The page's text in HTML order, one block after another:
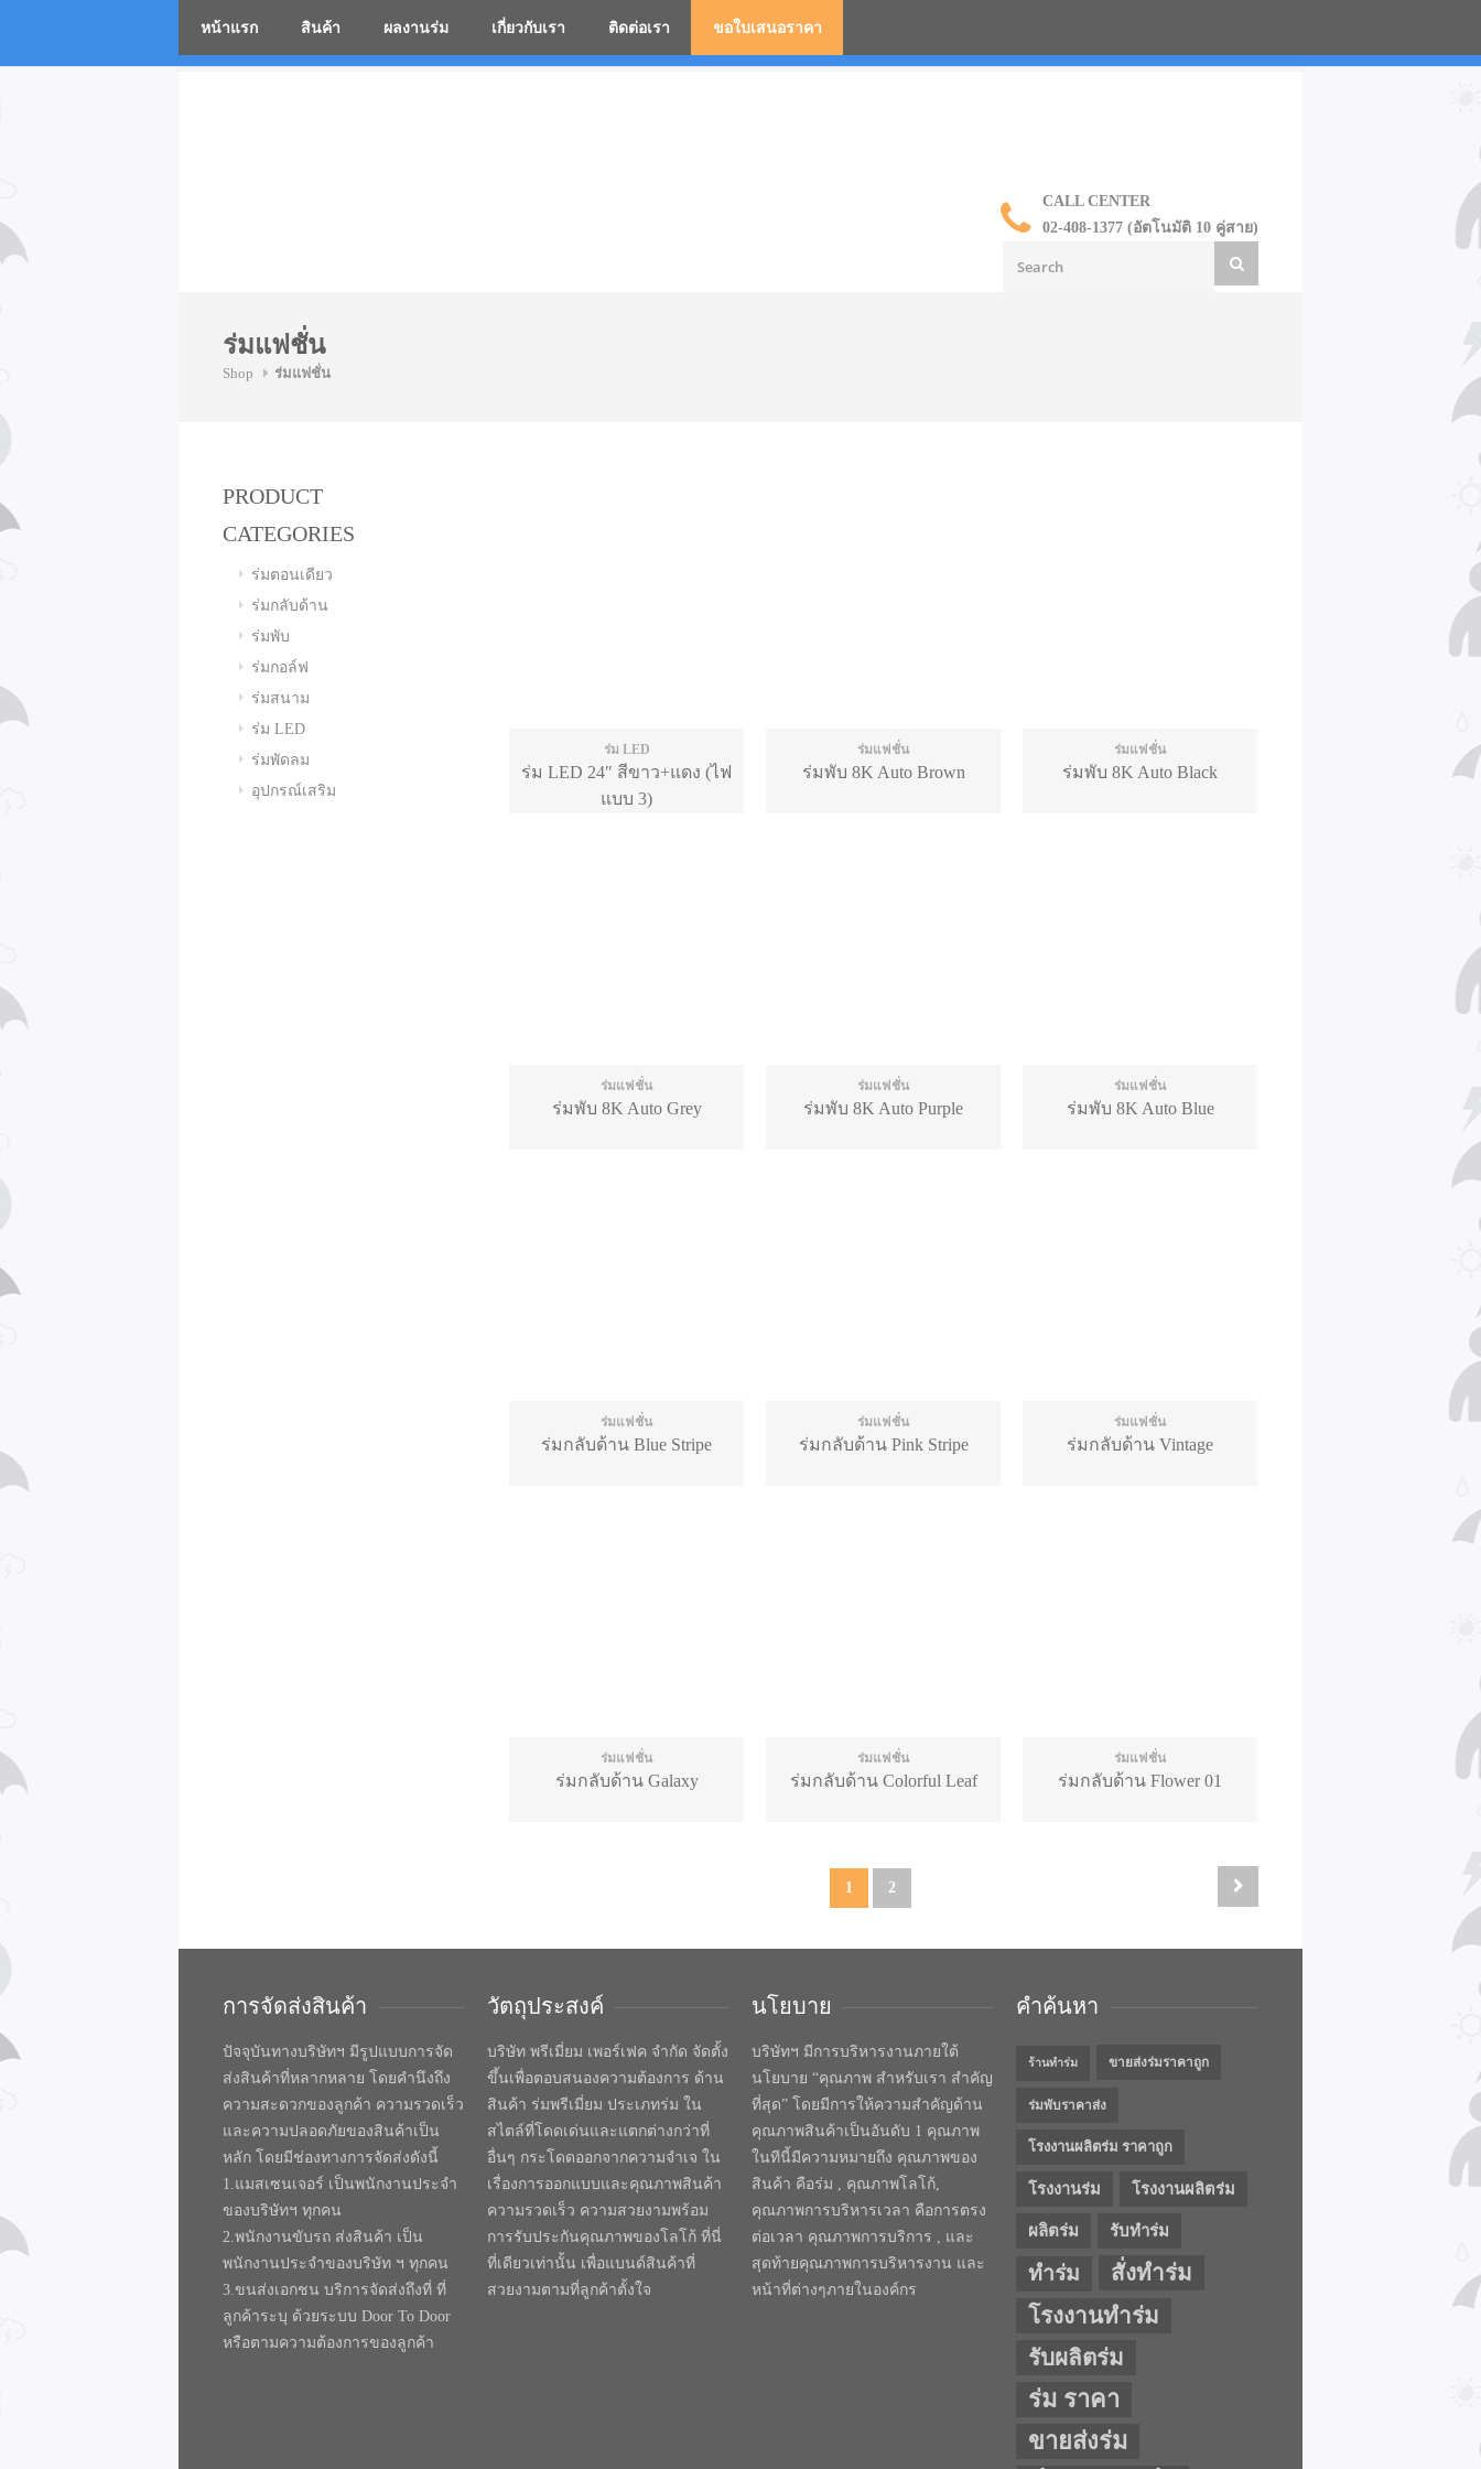
CALL CENTER
02-408-1377 (อัตโนมัติ 10 คู่สาย)
หน้าแรก สินค้า ผลงานร่ม เกี่ยวกับเรา ติดต่อเรา ขอใบเสนอราคา
ร่มแฟชั่น
Shop ร่มแฟชั่น
PRODUCT
CATEGORIES
ร่มตอนเดียว
ร่มกลับด้าน
ร่มพับ
ร่มกอล์ฟ
ร่มสนาม
ร่ม LED
ร่มพัดลม
อุปกรณ์เสริม
ร่ม LED
ร่ม LED 24″ สีขาว+แดง (ไฟ
แบบ 3)
ร่มแฟชั่น
ร่มพับ 8K Auto Brown
ร่มแฟชั่น
ร่มพับ 8K Auto Black
ร่มแฟชั่น
ร่มพับ 8K Auto Grey
ร่มแฟชั่น
ร่มพับ 8K Auto Purple
ร่มแฟชั่น
ร่มพับ 8K Auto Blue
ร่มแฟชั่น
ร่มกลับด้าน Blue Stripe
ร่มแฟชั่น
ร่มกลับด้าน Pink Stripe
ร่มแฟชั่น
ร่มกลับด้าน Vintage
ร่มแฟชั่น
ร่มกลับด้าน Galaxy
ร่มแฟชั่น
ร่มกลับด้าน Colorful Leaf
ร่มแฟชั่น
ร่มกลับด้าน Flower 01
1 2
การจัดส่งสินค้า
ปัจจุบันทางบริษัทฯ มีรูปแบบการจัด
ส่งสินค้าที่หลากหลาย โดยคำนึงถึง
ความสะดวกของลูกค้า ความรวดเร็ว
และความปลอดภัยของสินค้าเป็น
หลัก โดยมีช่องทางการจัดส่งดังนี้
1.แมสเซนเจอร์ เป็นพนักงานประจำ
ของบริษัทฯ ทุกคน
2.พนักงานขับรถ ส่งสินค้า เป็น
พนักงานประจำของบริษัท ฯ ทุกคน
3.ขนส่งเอกชน บริการจัดส่งถึงที่ ที่
ลูกค้าระบุ ด้วยระบบ Door To Door
หรือตามความต้องการของลูกค้า
วัตถุประสงค์
บริษัท พรีเมี่ยม เพอร์เฟค จำกัด จัดตั้ง
ขึ้นเพื่อตอบสนองความต้องการ ด้าน
สินค้า ร่มพรีเมี่ยม ประเภทร่ม ใน
สไตล์ที่โดดเด่นและแตกต่างกว่าที่
อื่นๆ กระโดดออกจากความจำเจ ใน
เรื่องการออกแบบและคุณภาพสินค้า
ความรวดเร็ว ความสวยงามพร้อม
การรับประกันคุณภาพของโลโก้ ที่นี่
ที่เดียวเท่านั้น เพื่อแบนด์สินค้าที่
สวยงามตามที่ลูกค้าตั้งใจ
นโยบาย
บริษัทฯ มีการบริหารงานภายใต้
นโยบาย “คุณภาพ สำหรับเรา สำคัญ
ที่สุด” โดยมีการให้ความสำคัญด้าน
คุณภาพสินค้าเป็นอันดับ 1 คุณภาพ
ในทีนี้มีความหมายถึง คุณภาพของ
สินค้า คือร่ม , คุณภาพโลโก้,
คุณภาพการบริหารเวลา คือการตรง
ต่อเวลา คุณภาพการบริการ , และ
สุดท้ายคุณภาพการบริหารงาน และ
หน้าที่ต่างๆภายในองค์กร
คำค้นหา
ร้านทำร่ม ขายส่งร่มราคาถูก
ร่มพับราคาส่ง
โรงงานผลิตร่ม ราคาถูก
โรงงานร่ม โรงงานผลิตร่ม
ผลิตร่ม รับทำร่ม
ทำร่ม
สั่งทำร่ม
โรงงานทำร่ม
รับผลิตร่ม
ร่ม ราคา
ขายส่งร่ม
โรงงานร่มสกรีนโลโก้ ร่มพรีเมี่ยม ร่มตอนเดียว ร่มกอล์ฟ ร่มกลับด้าน ราคาส่ง